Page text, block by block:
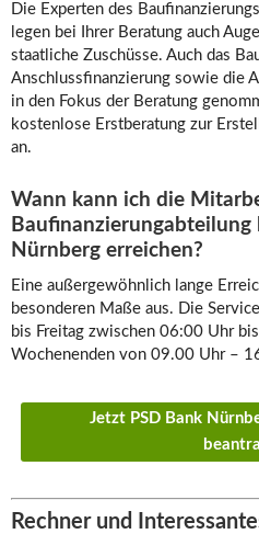
Die Experten des
legen bei Ihrer Beratung auch
staatliche Zuschüsse. Auch das
Anschlussfinanzierung sowie die
in den Fokus der Beratung
kostenlose Erstberatung zur
an.
Wann kann ich die
Baufinanzierungabteilung
Nürnberg erreichen?
Eine außergewöhnlich lange
besonderen Maße aus. Die
bis Freitag zwischen 06:00 Uhr
Wochenenden von 09.00 Uhr –
Jetzt PSD Bank
Rechner und